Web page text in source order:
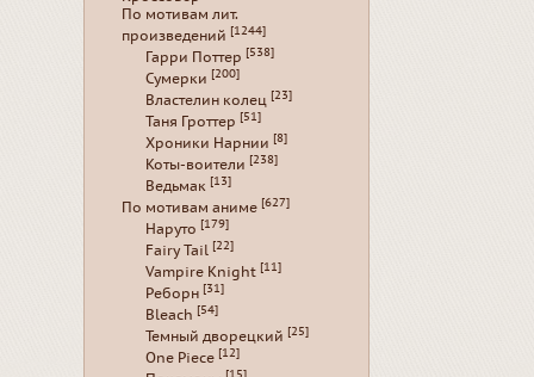
По мотивам лит.
произведений [1244]
Гарри Поттер [538]
Сумерки [200]
Властелин колец [23]
Таня Гроттер [51]
Хроники Нарнии [8]
Коты-воители [238]
Ведьмак [13]
По мотивам аниме [627]
Наруто [179]
Fairy Tail [22]
Vampire Knight [11]
Реборн [31]
Bleach [54]
Темный дворецкий [25]
One Piece [12]